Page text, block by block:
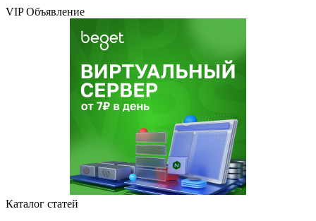
VIP Объявление
Каталог статей